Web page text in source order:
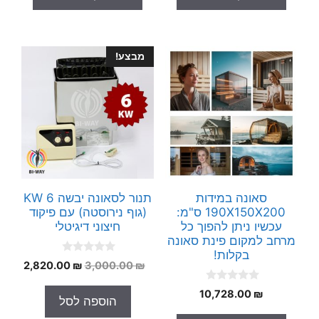
5
5
סאונה במידות
190X150X200 ס"מ:
עכשיו ניתן להפוך כל
מרחב למקום פינת סאונה
בקלות!
0
o
10,728.00 ₪
מבצע!
תנור לסאונה יבשה 6 KW
(גוף נירוסטה) עם פיקוד
חיצוני דיגיטלי
0
o
o
3,000.00₪
המחיר
היה:
3,000.00 ₪.
2,820.00 ₪
הוספה לסל